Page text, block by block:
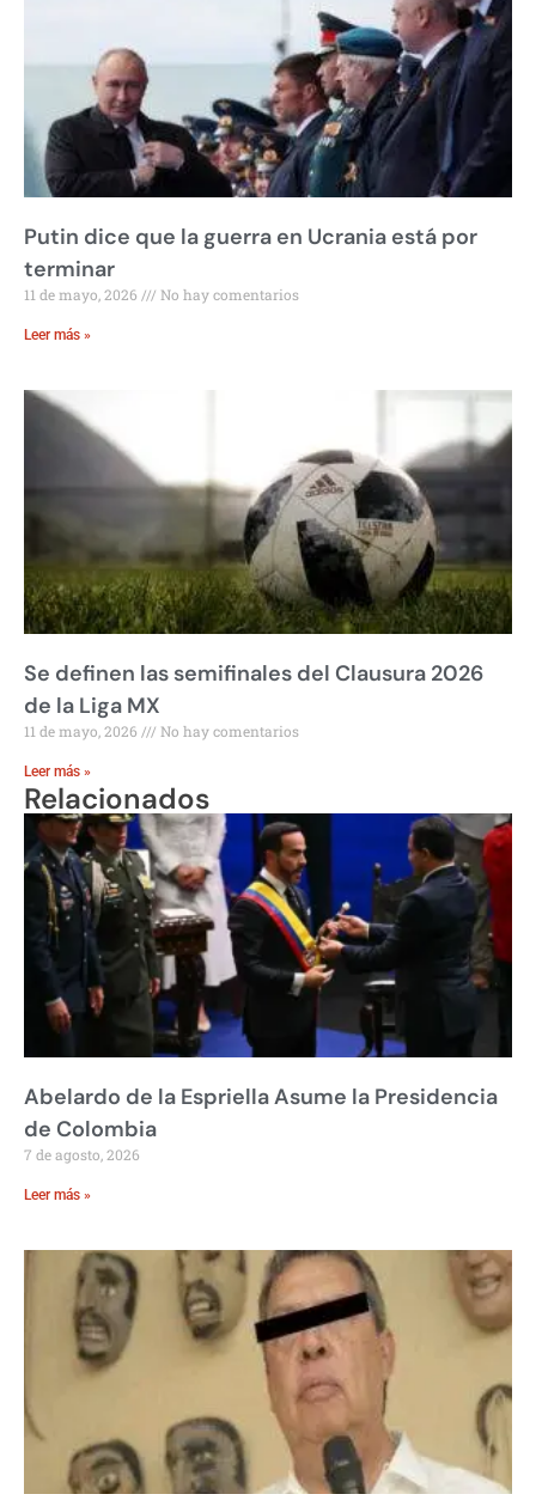
Putin dice que la guerra en Ucrania está por
terminar
11 de mayo, 2026 No hay comentarios
Leer más »
Se definen las semifinales del Clausura 2026
de la Liga MX
11 de mayo, 2026 No hay comentarios
Leer más »
Relacionados
Abelardo de la Espriella Asume la Presidencia
de Colombia
7 de agosto, 2026
Leer más »